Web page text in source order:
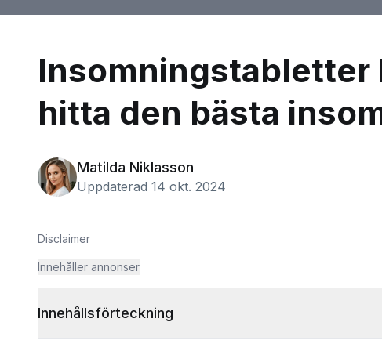
Insomningstabletter
hitta den bästa
Matilda Niklasson
Uppdaterad 14 okt. 2024
Disclaimer
Innehåller annonser
Innehållsförteckning